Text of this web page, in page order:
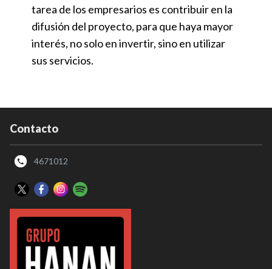
tarea de los empresarios es contribuir en la
difusión del proyecto, para que haya mayor
interés, no solo en invertir, sino en utilizar
sus servicios.
Contacto
4671012